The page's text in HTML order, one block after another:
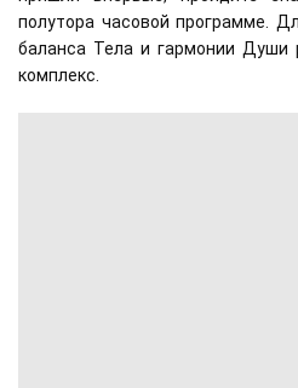
полутора часовой программе.
баланса Тела и гармонии Души
комплекс.